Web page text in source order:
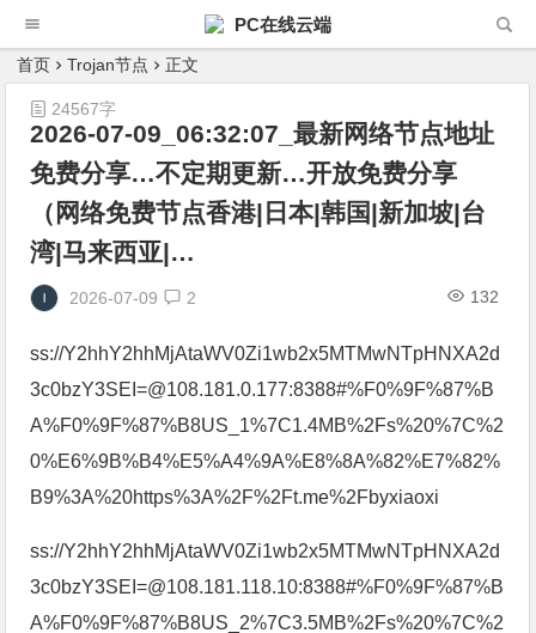
PC在线云端
首页 Trojan节点 正文
2026-07-09_06:32:07_最新网络节点地址
免费分享…不定期更新…开放免费分享
（网络免费节点香港|日本|韩国|新加坡|台
湾|马来西亚|…
2026-07-09 2 132
24567字
ss://Y2hhY2hhMjAtaWV0Zi1wb2x5MTMwNTpHNXA2d
3c0bzY3SEI=@108.181.0.177:8388#%F0%9F%87%B
A%F0%9F%87%B8US_1%7C1.4MB%2Fs%20%7C%2
0%E6%9B%B4%E5%A4%9A%E8%8A%82%E7%82%
B9%3A%20https%3A%2F%2Ft.me%2Fbyxiaoxi
ss://Y2hhY2hhMjAtaWV0Zi1wb2x5MTMwNTpHNXA2d
3c0bzY3SEI=@108.181.118.10:8388#%F0%9F%87%B
A%F0%9F%87%B8US_2%7C3.5MB%2Fs%20%7C%2